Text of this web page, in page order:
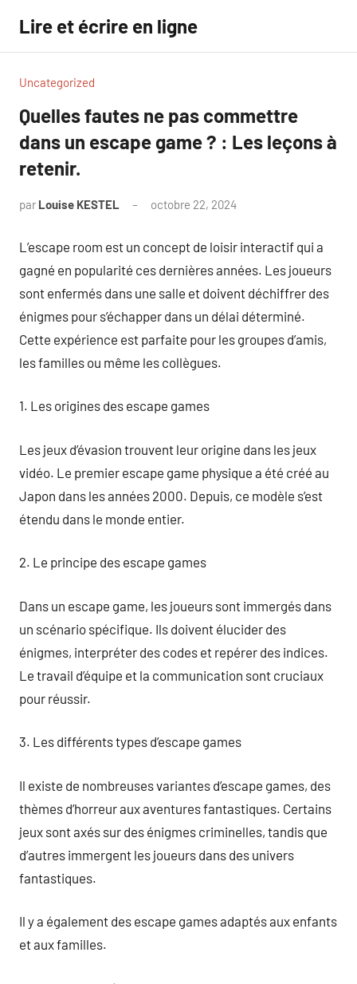
contenu
Lire et écrire en ligne
Uncategorized
Quelles fautes ne pas commettre
dans un escape game ? : Les leçons à
retenir.
par Louise KESTEL octobre 22, 2024
L’escape room est un concept de loisir interactif qui a
gagné en popularité ces dernières années. Les joueurs
sont enfermés dans une salle et doivent déchiffrer des
énigmes pour s’échapper dans un délai déterminé.
Cette expérience est parfaite pour les groupes d’amis,
les familles ou même les collègues.
1. Les origines des escape games
Les jeux d’évasion trouvent leur origine dans les jeux
vidéo. Le premier escape game physique a été créé au
Japon dans les années 2000. Depuis, ce modèle s’est
étendu dans le monde entier.
2. Le principe des escape games
Dans un escape game, les joueurs sont immergés dans
un scénario spécifique. Ils doivent élucider des
énigmes, interpréter des codes et repérer des indices.
Le travail d’équipe et la communication sont cruciaux
pour réussir.
3. Les différents types d’escape games
Il existe de nombreuses variantes d’escape games, des
thèmes d’horreur aux aventures fantastiques. Certains
jeux sont axés sur des énigmes criminelles, tandis que
d’autres immergent les joueurs dans des univers
fantastiques.
Il y a également des escape games adaptés aux enfants
et aux familles.